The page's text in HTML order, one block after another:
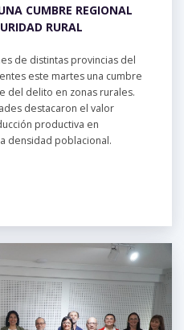
CUMBRE REGIONAL
RURAL
de distintas provincias del
este martes una cumbre
del delito en zonas rurales.
destacaron el valor
productiva en
densidad poblacional.